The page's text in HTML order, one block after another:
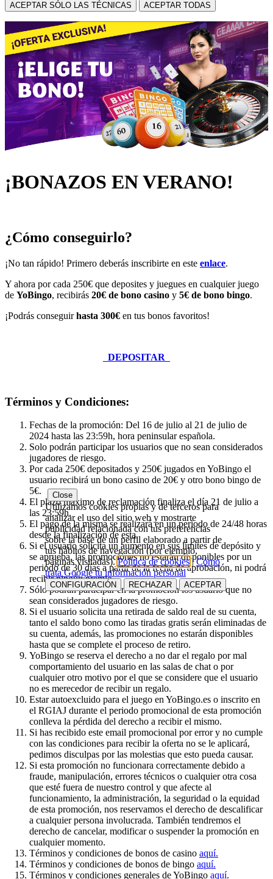
ACEPTAR SÓLO LAS TÉCNICAS ACEPTAR TODAS
¡BONAZOS EN VERANO!
¿Cómo conseguirlo?
¡No tan rápido! Primero deberás inscribirte en este enlace.
Y ahora por cada 250€ que deposites y juegues en cualquier juego
de YoBingo, recibirás 20€ de bono casino y 5€ de bono bingo.
¡Podrás conseguirhasta 300€ en tus bonos favoritos!
DEPOSITAR
Términos y Condiciones:
Fechas de la promoción: Del 16 de julio al 21 de julio de
2024 hasta las 23:59h, hora peninsular española.
Solo podrán participar los usuarios que no sean considerados
jugadores de riesgo.
Por cada 250€ depositados y 250€ jugados en YoBingo el
usuario recibirá un bono casino de 20€ y otro bono bingo de
5€.
El plazo máximo de reclamación finaliza el día 21 de julio a
las 23:59h.
El pago de la misma se realizará en un periodo de 24/48 horas
desde la finalización de esta.
Si el usuario solicita un aumento en sus límites de depósito y
se aprueba, las promociones no estarán disponibles por un
periodo de 30 días a partir de la fecha de aprobación, ni podrá
recibir ningún premio.
Sólo podrán participar en la promoción los usuario que no
sean considerados jugadores de riesgo.
Si el usuario solicita una retirada de saldo real de su cuenta,
tanto el saldo bono como las tiradas gratis serán eliminadas de
su cuenta, además, las promociones no estarán disponibles
hasta que se complete el proceso de retiro.
YoBingo se reserva el derecho a no dar el regalo por mal
comportamiento del usuario en las salas de chat o por
cualquier otro motivo por el que se considere que el usuario
no es merecedor de recibir un regalo.
Estar autoexcluido para el juego en YoBingo.es o inscrito en
el RGIAJ durante el periodo promocional de esta promoción
conlleva la pérdida del derecho a recibir el mismo.
Si has recibido este email promocional por error y no cumple
con las condiciones para recibir la oferta no se le aplicará,
pedimos disculpas por las molestias que esto pueda causar.
Si esta promoción no funcionara correctamente debido a
fraude, manipulación, errores técnicos o cualquier otra cosa
que esté fuera de nuestro control y que afecte al
funcionamiento, la administración, la seguridad o la equidad
de esta promoción, nos reservamos el derecho de descalificar
a cualquier persona involucrada. También tendremos el
derecho de cancelar, modificar o suspender la promoción en
cualquier momento.
Términos y condiciones de bonos de casino aquí.
Términos y condiciones de bonos de bingo aquí.
Términos y condiciones generales de YoBingo aquí.
Close
Utilizamos cookies propias y de terceros para
analizar el uso del sitio web y mostrarte
publicidad relacionada con tus preferencias
sobre la base de un perfil elaborado a partir de
tus hábitos de navegación (por ejemplo,
páginas visitadas).Política de cookies|Cómo
trata Google tu información personal
CONFIGURACIÓN RECHAZAR ACEPTAR